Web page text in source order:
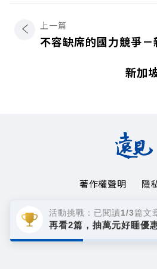
上一篇
不容缺席的國力競爭
新加
著作權聲明
隱
Copyright©
遠見天下文化事業群. All
活動挑戰：已閱讀1/3篇文
再看2篇，抽萬元好睡優